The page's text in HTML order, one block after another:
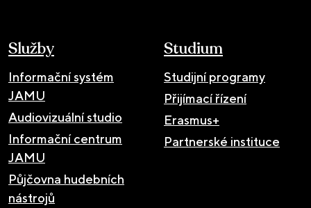
Služby
Informační systém
JAMU
Audiovizuální studio
Informační centrum
JAMU
Půjčovna hudebních
nástrojů
Studium
Studijní programy
Přijímací řízení
Erasmus+
Partnerské instituce